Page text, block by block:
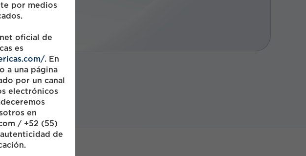
por medios
oficial de
es
. En
a una página
por un canal
electrónicos
en
/ +52 (55)
de
VISIT SITE